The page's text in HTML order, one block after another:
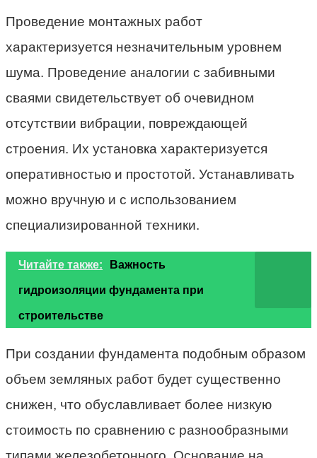
Проведение монтажных работ
характеризуется незначительным уровнем
шума. Проведение аналогии с забивными
сваями свидетельствует об очевидном
отсутствии вибрации, повреждающей
строения. Их установка характеризуется
оперативностью и простотой. Устанавливать
можно вручную и с использованием
специализированной техники.
Читайте также: Важность
гидроизоляции фундамента при
строительстве
При создании фундамента подобным образом
объем земляных работ будет существенно
снижен, что обуславливает более низкую
стоимость по сравнению с разнообразными